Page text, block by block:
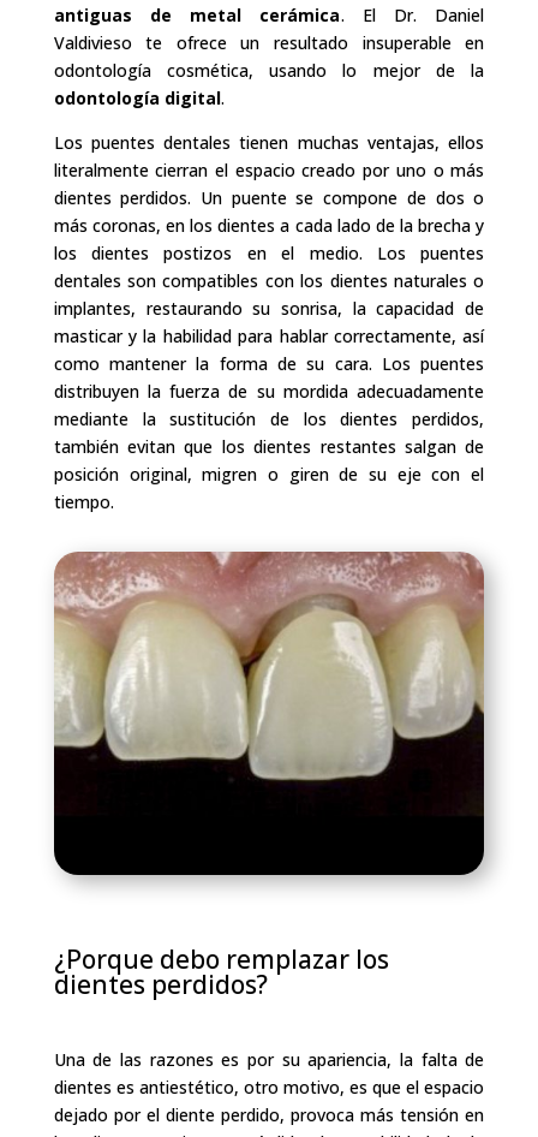
antiguas de metal cerámica. El Dr. Daniel
Valdivieso te ofrece un resultado insuperable en
odontología cosmética, usando lo mejor de la
odontología digital.
Los puentes dentales tienen muchas ventajas, ellos
literalmente cierran el espacio creado por uno o más
dientes perdidos. Un puente se compone de dos o
más coronas, en los dientes a cada lado de la brecha y
los dientes postizos en el medio. Los puentes
dentales son compatibles con los dientes naturales o
implantes, restaurando su sonrisa, la capacidad de
masticar y la habilidad para hablar correctamente, así
como mantener la forma de su cara. Los puentes
distribuyen la fuerza de su mordida adecuadamente
mediante la sustitución de los dientes perdidos,
también evitan que los dientes restantes salgan de
posición original, migren o giren de su eje con el
tiempo.
¿Porque debo remplazar los
dientes perdidos?
Una de las razones es por su apariencia, la falta de
dientes es antiestético, otro motivo, es que el espacio
dejado por el diente perdido, provoca más tensión en